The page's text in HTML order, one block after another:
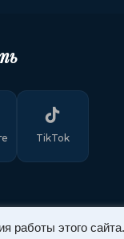
работы этого сайта.
TikTok